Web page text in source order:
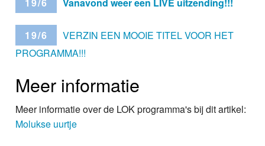
19/6
VERZIN EEN MOOIE TITEL VOOR HET
PROGRAMMA!!!
Meer informatie
Meer informatie over de LOK programma's bij dit artikel:
Molukse uurtje